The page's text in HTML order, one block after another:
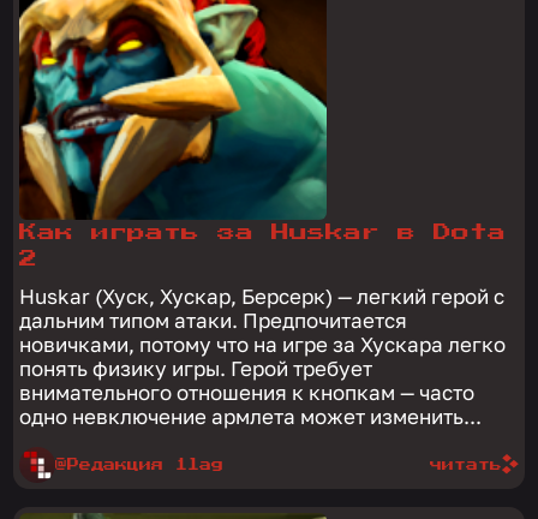
Как играть за Huskar в Dota
2
Huskar (Хуск, Хускар, Берсерк) — легкий герой с
дальним типом атаки. Предпочитается
новичками, потому что на игре за Хускара легко
понять физику игры. Герой требует
внимательного отношения к кнопкам — часто
одно невключение армлета может изменить...
@Редакция 1lag читать